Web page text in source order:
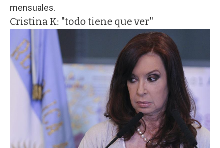
mensuales.
Cristina K: "todo tiene que ver"